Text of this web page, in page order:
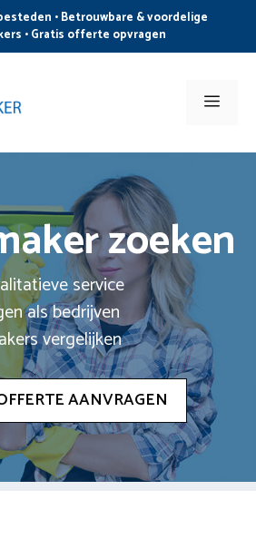
• Betrouwbare & voordelige
• Gratis offerte opvragen
Menu
zoeken
service
als bedrijven
vergelijken
AANVRAGEN